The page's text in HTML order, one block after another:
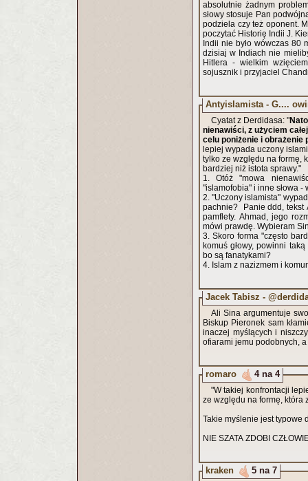
absolutnie żadnym
słowy stosuje Pan
podziela czy też oponent.
poczytać Historię Indii J.
Indii nie było wówczas 80
dzisiaj w Indiach nie
Hitlera - wielkim
sojusznik i przyjaciel
Antyislamista - G....
Cyatat z Derdidasa: "
nienawiści, z użyciem
celu poniżenie i obrażenie
lepiej wypada uczony
tylko ze względu na formę,
bardziej niż istota sprawy."
1. Otóż "mowa
"islamofobia" i inne słowa -
2. "Uczony islamista"
pachnie? Panie ddd, tekst
pamflety. Ahmad, jego
mówi prawdę. Wybieram
3. Skoro forma "często
komuś głowy, powinni
bo są fanatykami?
4. Islam z nazizmem i
Jacek Tabisz -
Ali Sina argumentuje
Biskup Pieronek sam
inaczej myślących i
ofiarami jemu podobnych,
romaro 4 na 4
"W takiej konfrontacji
ze względu na formę, która
Takie myślenie jest typowe
NIE SZATA ZDOBI
kraken 5 na 7